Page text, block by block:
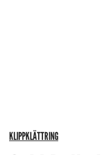
KLIPPKLÄTTRING